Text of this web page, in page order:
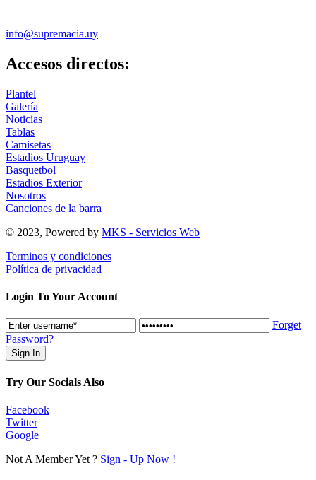
info@supremacia.uy
Accesos directos:
Plantel
Galería
Noticias
Tablas
Camisetas
Estadios Uruguay
Basquetbol
Estadios Exterior
Nosotros
Canciones de la barra
© 2023, Powered by MKS - Servicios Web
Terminos y condiciones
Política de privacidad
Login To Your Account
Forget
Password?
Try Our Socials Also
Facebook
Twitter
Google+
Not A Member Yet ? Sign - Up Now !